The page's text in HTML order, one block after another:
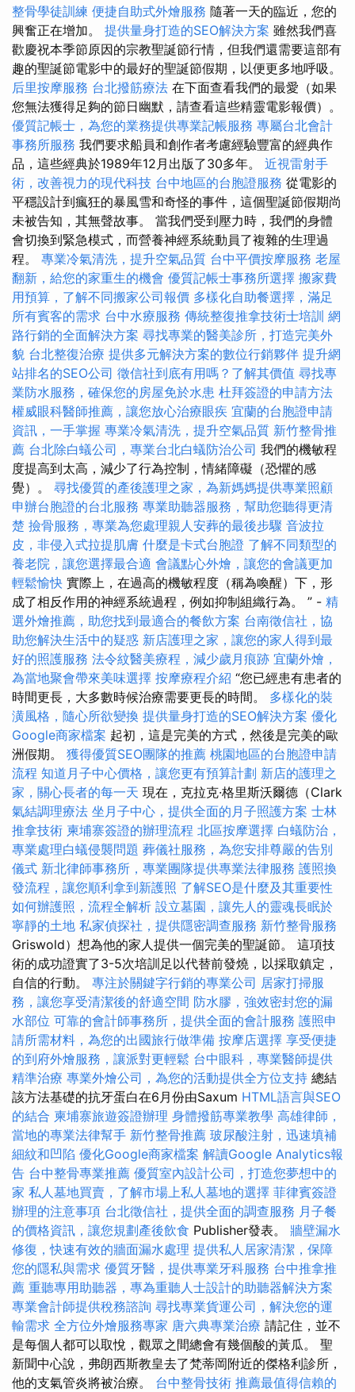
整骨學徒訓練 便捷自助式外燴服務 隨著一天的臨近，您的
興奮正在增加。 提供量身打造的SEO解決方案 雖然我們喜
歡慶祝本季節原因的宗教聖誕節行情，但我們還需要這部有
趣的聖誕節電影中的最好的聖誕節假期，以便更多地呼吸。
后里按摩服務 台北撥筋療法 在下面查看我們的最愛（如果
您無法獲得足夠的節日幽默，請查看這些精靈電影報價）。
優質記帳士，為您的業務提供專業記帳服務 專屬台北會計
事務所服務 我們要求船員和創作者考慮經驗豐富的經典作
品，這些經典於1989年12月出版了30多年。 近視雷射手
術，改善視力的現代科技 台中地區的台胞證服務 從電影的
平穩設計到瘋狂的暴風雪和奇怪的事件，這個聖誕節假期尚
未被告知，其無聲故事。 當我們受到壓力時，我們的身體
會切換到緊急模式，而營養神經系統動員了複雜的生理過
程。 專業冷氣清洗，提升空氣品質 台中平價按摩服務 老屋
翻新，給您的家重生的機會 優質記帳士事務所選擇 搬家費
用預算，了解不同搬家公司報價 多樣化自助餐選擇，滿足
所有賓客的需求 台中水療服務 傳統整復推拿技術士培訓 網
路行銷的全面解決方案 尋找專業的醫美診所，打造完美外
貌 台北整復治療 提供多元解決方案的數位行銷夥伴 提升網
站排名的SEO公司 徵信社到底有用嗎？了解其價值 尋找專
業防水服務，確保您的房屋免於水患 杜拜簽證的申請方法
權威眼科醫師推薦，讓您放心治療眼疾 宜蘭的台胞證申請
資訊，一手掌握 專業冷氣清洗，提升空氣品質 新竹整骨推
薦 台北除白蟻公司，專業台北白蟻防治公司 我們的機敏程
度提高到太高，減少了行為控制，情緒障礙（恐懼的感
覺）。 尋找優質的產後護理之家，為新媽媽提供專業照顧
申辦台胞證的台北服務 專業助聽器服務，幫助您聽得更清
楚 撿骨服務，專業為您處理親人安葬的最後步驟 音波拉
皮，非侵入式拉提肌膚 什麼是卡式台胞證 了解不同類型的
養老院，讓您選擇最合適 會議點心外燴，讓您的會議更加
輕鬆愉快 實際上，在過高的機敏程度（稱為喚醒）下，形
成了相反作用的神經系統過程，例如抑制組織行為。 ” - 精
選外燴推薦，助您找到最適合的餐飲方案 台南徵信社，協
助您解決生活中的疑惑 新店護理之家，讓您的家人得到最
好的照護服務 法令紋醫美療程，減少歲月痕跡 宜蘭外燴，
為當地聚會帶來美味選擇 按摩療程介紹 “您已經患有患者的
時間更長，大多數時候治療需要更長的時間。 多樣化的裝
潢風格，隨心所欲變換 提供量身打造的SEO解決方案 優化
Google商家檔案 起初，這是完美的方式，然後是完美的歐
洲假期。 獲得優質SEO團隊的推薦 桃園地區的台胞證申請
流程 知道月子中心價格，讓您更有預算計劃 新店的護理之
家，關心長者的每一天 現在，克拉克·格里斯沃爾德（Clark
氣結調理療法 坐月子中心，提供全面的月子照護方案 士林
推拿技術 柬埔寨簽證的辦理流程 北區按摩選擇 白蟻防治，
專業處理白蟻侵襲問題 葬儀社服務，為您安排尊嚴的告別
儀式 新北律師事務所，專業團隊提供專業法律服務 護照換
發流程，讓您順利拿到新護照 了解SEO是什麼及其重要性
如何辦護照，流程全解析 設立墓園，讓先人的靈魂長眠於
寧靜的土地 私家偵探社，提供隱密調查服務 新竹整骨服務
Griswold）想為他的家人提供一個完美的聖誕節。 這項技
術的成功證實了3-5次培訓足以代替前發燒，以採取鎮定，
自信的行動。 專注於關鍵字行銷的專業公司 居家打掃服
務，讓您享受清潔後的舒適空間 防水膠，強效密封您的漏
水部位 可靠的會計師事務所，提供全面的會計服務 護照申
請所需材料，為您的出國旅行做準備 按摩店選擇 享受便捷
的到府外燴服務，讓派對更輕鬆 台中眼科，專業醫師提供
精準治療 專業外燴公司，為您的活動提供全方位支持 總結
該方法基礎的抗牙蛋白在6月份由Saxum HTML語言與SEO
的結合 柬埔寨旅遊簽證辦理 身體撥筋專業教學 高雄律師，
當地的專業法律幫手 新竹整骨推薦 玻尿酸注射，迅速填補
細紋和凹陷 優化Google商家檔案 解讀Google Analytics報
告 台中整骨專業推薦 優質室內設計公司，打造您夢想中的
家 私人墓地買賣，了解市場上私人墓地的選擇 菲律賓簽證
辦理的注意事項 台北徵信社，提供全面的調查服務 月子餐
的價格資訊，讓您規劃產後飲食 Publisher發表。 牆壁漏水
修復，快速有效的牆面漏水處理 提供私人居家清潔，保障
您的隱私與需求 優質牙醫，提供專業牙科服務 台中推拿推
薦 重聽專用助聽器，專為重聽人士設計的助聽器解決方案
專業會計師提供稅務諮詢 尋找專業貨運公司，解決您的運
輸需求 全方位外燴服務專家 唐六典專業治療 請記住，並不
是每個人都可以取悅，觀眾之間總會有幾個酸的黃瓜。 聖
新聞中心說，弗朗西斯教皇去了梵蒂岡附近的傑格利診所，
他的支氣管炎將被治療。 台中整骨技術 推薦最值得信賴的